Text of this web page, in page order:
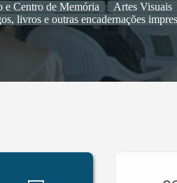
e Centro de Memória Artes Visuais
livros e outras encadernações